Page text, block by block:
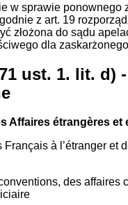
w sprawie ponownego
z art. 19
złożona do sądu
dla
ust. 1. lit. d)
Affaires étrangères et
Français à l’étranger et
des affaires